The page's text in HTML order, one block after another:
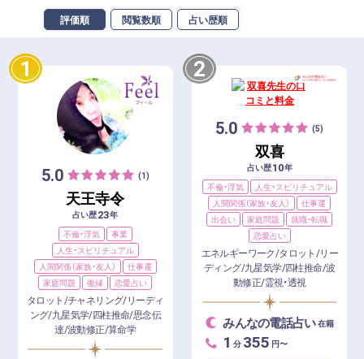
評価順 閲覧数順 占い歴順
1
5.0 (1)
天王寺令
占い歴23年
不倫・浮気
事業
人生・スピリチュアル
人間関係（家族・友人）
仕事運
家庭問題
復縁 恋愛占い
タロット/チャネリング/リーディ
ング/九星気学/四柱推命/思念伝
達/波動修正/算命学
2
5.0 (5)
双喜
占い歴10年
不倫・浮気
人生・スピリチュアル
人間関係（家族・友人）
仕事運
出会い
家庭問題
就職・転職
恋愛占い
エネルギーワーク/タロット/リー
ディング/九星気学/四柱推命/波
動修正/霊視・透視
みんなの電話占い在籍
1 分 355 円〜